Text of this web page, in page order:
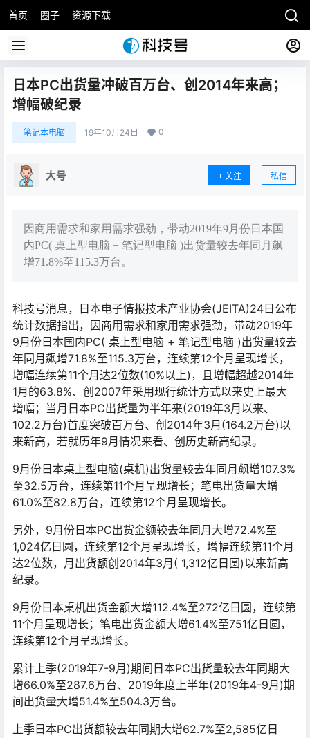
首页 圈子 资源下载
日本PC出货量冲破百万台、创2014年来高；
增幅破纪录
笔记本电脑 19年10月24日 0
大号 关注 私信
因商用需求和家用需求强劲，带动2019年9月份日本国
内PC( 桌上型电脑 + 笔记型电脑 )出货量较去年同月飙
增71.8%至115.3万台。
科技号消息，日本电子情报技术产业协会(JEITA)24日公布
统计数据指出，因商用需求和家用需求强劲，带动2019年
9月份日本国内PC( 桌上型电脑 + 笔记型电脑 )出货量较去
年同月飙增71.8%至115.3万台，连续第12个月呈现增长，
增幅连续第11个月达2位数(10%以上)，且增幅超越2014年
1月的63.8%、创2007年采用现行统计方式以来史上最大
增幅；当月日本PC出货量为半年来(2019年3月以来、
102.2万台)首度突破百万台、创2014年3月(164.2万台)以
来新高，若就历年9月情况来看、创历史新高纪录。
9月份日本桌上型电脑(桌机)出货量较去年同月飙增107.3%
至32.5万台，连续第11个月呈现增长；笔电出货量大增
61.0%至82.8万台，连续第12个月呈现增长。
另外，9月份日本PC出货金额较去年同月大增72.4%至
1,024亿日圆，连续第12个月呈现增长，增幅连续第11个月
达2位数，月出货额创2014年3月( 1,312亿日圆)以来新高
纪录。
9月份日本桌机出货金额大增112.4%至272亿日圆，连续第
11个月呈现增长；笔电出货金额大增61.4%至751亿日圆，
连续第12个月呈现增长。
累计上季(2019年7-9月)期间日本PC出货量较去年同期大
增66.0%至287.6万台、2019年度上半年(2019年4-9月)期
间出货量大增51.4%至504.3万台。
上季日本PC出货额较去年同期大增62.7%至2,585亿日